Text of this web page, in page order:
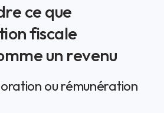
ce que
fiscale
un revenu
ou rémunération